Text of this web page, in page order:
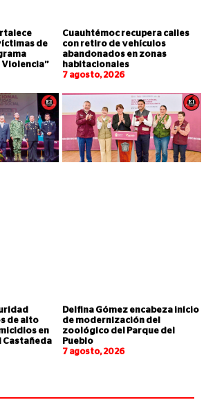
de
Violencia”
Cuauhtémoc recupera calles
con retiro de vehículos
abandonados en zonas
habitacionales
7 agosto, 2026
de alto
en
Castañeda
Delfina Gómez encabeza inicio
de modernización del
zoológico del Parque del
Pueblo
7 agosto, 2026